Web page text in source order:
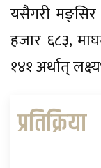
यसैगरी
हजार ६८३,
१४१ अर्थात्
प्रतिक्रिया